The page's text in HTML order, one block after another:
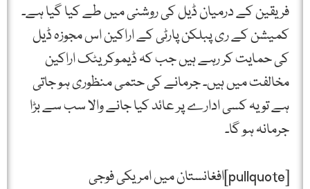
فریقین کے درمیان ڈیل کی روشنی میں طے کیا گیا ہے۔
کمیشن کے ری پبلکن پارٹی کے اراکین اس مجوزہ ڈیل
کی حمایت کر رہے ہیں جب کہ ڈیموکریٹک اراکین
مخالفت میں ہیں۔ جرمانے کی حتمی منظوری ہو جاتی
ہے تو یہ کسی ادارے پر عائد کیا جانے والا سب سے بڑا
جرمانہ ہو گا۔
[pullquote]افغانستان میں امریکی فوجی